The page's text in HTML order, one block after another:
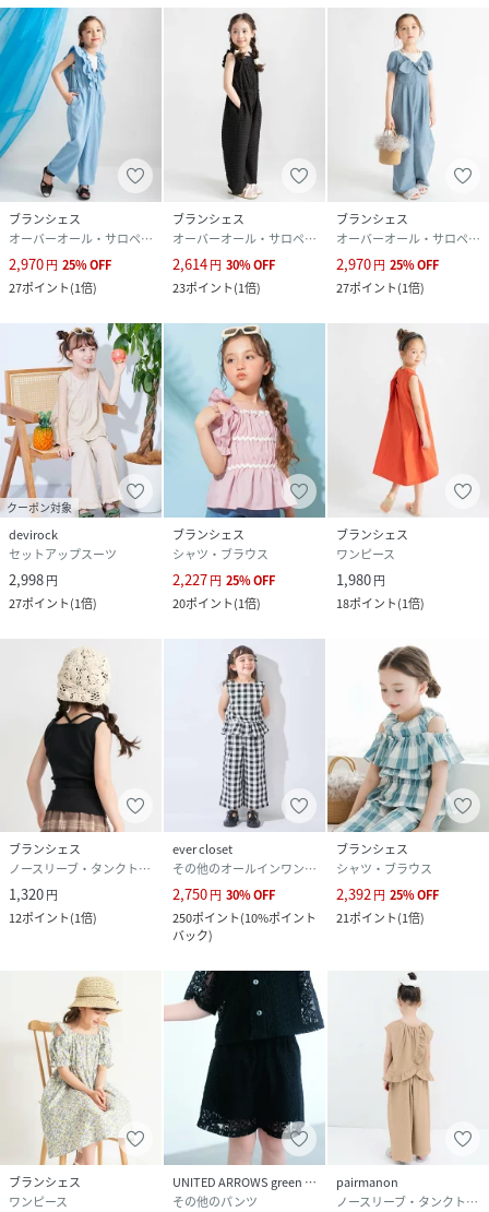
品番
RZ0616_12
12-6248-235-85-01 RZ0616
ブランシェス
オーバーオール・サロペット
2,970円 25%OFF
27ポイント(1倍)
ブランシェス
オーバーオール・サロペット
2,614円 30%OFF
23ポイント(1倍)
ブランシェス
オーバーオール・サロペット
2,970円 25%OFF
27ポイント(1倍)
クーポン対象
devirock
セットアップスーツ
2,998円
27ポイント(1倍)
ブランシェス
シャツ・ブラウス
2,227円 25%OFF
20ポイント(1倍)
ブランシェス
ワンピース
1,980円
18ポイント(1倍)
ブランシェス
ノースリーブ・タンクトップ
1,320円
12ポイント(1倍)
ever closet
その他のオールインワン・オーバーオール
2,750円 30%OFF
250ポイント(10%ポイント
バック)
ブランシェス
シャツ・ブラウス
2,392円 25%OFF
21ポイント(1倍)
ブランシェス
ワンピース
UNITED ARROWS green label relaxing
その他のパンツ
pairmanon
ノースリーブ・タンクトップ